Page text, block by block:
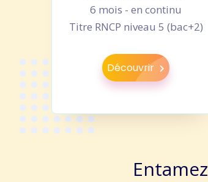
6 mois - en continu
Titre RNCP niveau 5 (bac+2)
Découvrir
Entamez